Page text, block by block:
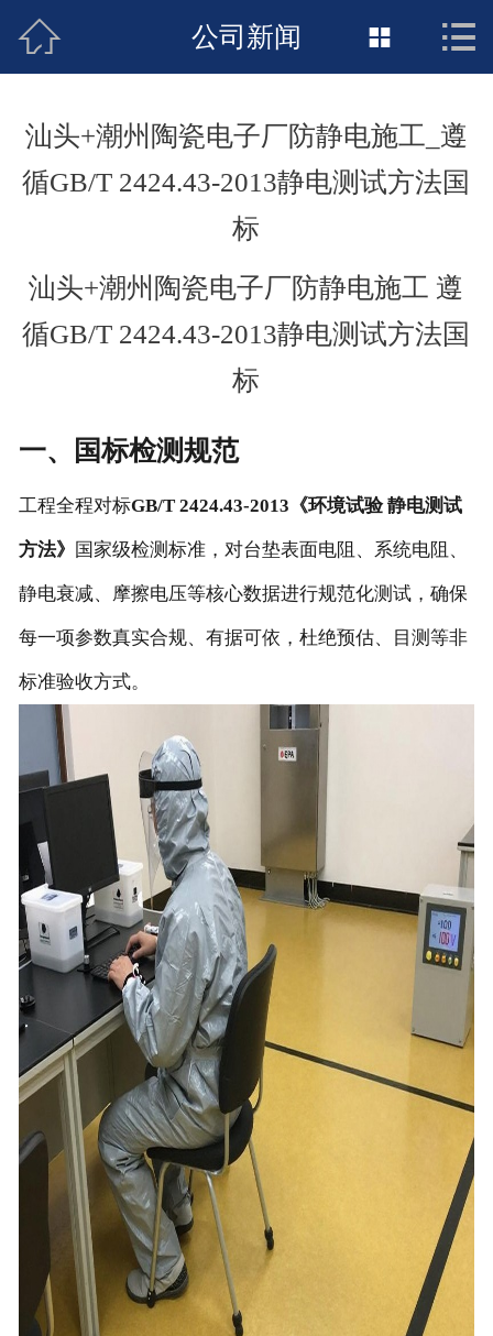
接地工程首页
新闻动态
案例展示
 公司新闻  
汕头+潮州陶瓷电子厂防静电施工_遵
循GB/T 2424.43-2013静电测试方法国
标
汕头+潮州陶瓷电子厂防静电施工 遵
循GB/T 2424.43-2013静电测试方法国
标
一、国标检测规范
工程全程对标GB/T 2424.43-2013《环境试验 静电测试
方法》 国家级检测标准，对台垫表面电阻、系统电阻、
静电衰减、摩擦电压等核心数据进行规范化测试，确保
每一项参数真实合规、有据可依，杜绝预估、目测等非
标准验收方式。